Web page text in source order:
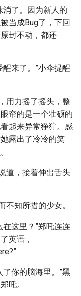
消了。因为新人的
当成Bug了，下回
封不动，都还
来了。”小伞提醒
用力摇了摇头，整
帘的是一个壮硕的
起来异常狰狞。感
露出了冷冷的笑
道，接着伸出舌头
不知所措的少女。
这里？”郑吒连连
英语，
你的脑海里。”黑
吒。